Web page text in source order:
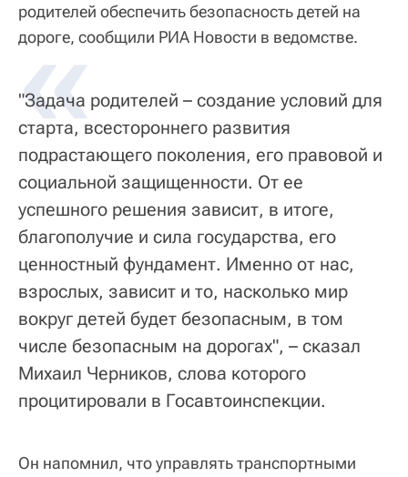
родителей обеспечить безопасность детей на
дороге, сообщили РИА Новости в ведомстве.
«
"Задача родителей – создание условий для
старта, всестороннего развития
подрастающего поколения, его правовой и
социальной защищенности. От ее
успешного решения зависит, в итоге,
благополучие и сила государства, его
ценностный фундамент. Именно от нас,
взрослых, зависит и то, насколько мир
вокруг детей будет безопасным, в том
числе безопасным на дорогах", – сказал
Михаил Черников, слова которого
процитировали в Госавтоинспекции.
Он напомнил, что управлять транспортными